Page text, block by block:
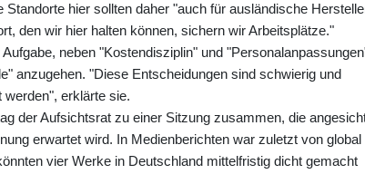
hier sollten daher "auch für ausländische
den wir hier halten können, sichern wir Arbeitsplätze."
neben "Kostendisziplin" und
anzugehen. "Diese Entscheidungen sind schwierig und
erklärte sie.
der Aufsichtsrat zu einer Sitzung zusammen, die
erwartet wird. In Medienberichten war zuletzt von global
vier Werke in Deutschland mittelfristig dicht gemacht